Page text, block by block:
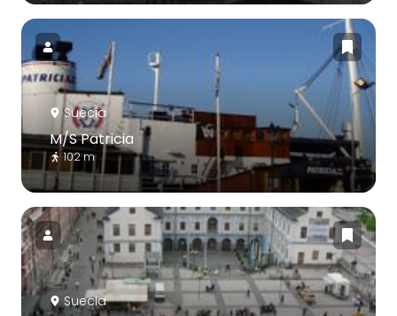
Suecia
M/S Patricia
102 m
Suecia